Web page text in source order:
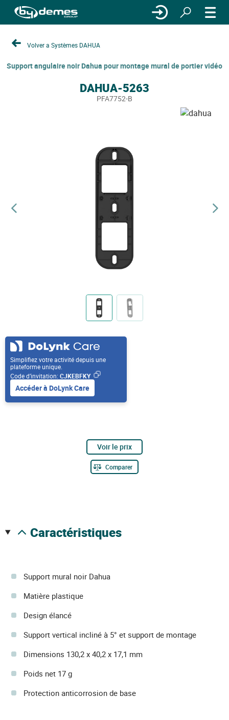
Volver a Systèmes DAHUA
Support angulaire noir Dahua pour montage mural de portier vidéo
DAHUA-5263
PFA7752-B
Simplifiez votre activité depuis une
plateforme unique.
Code d’invitation: CJKEBFKY
Accéder à DoLynk Care
Voir le prix
Comparer
caractéristiques
Support mural noir Dahua
Matière plastique
Design élancé
Support vertical incliné à 5° et support de montage
Dimensions 130,2 x 40,2 x 17,1 mm
Poids net 17 g
Protection anticorrosion de base